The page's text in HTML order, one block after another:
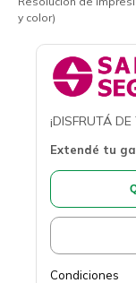
y color)
¡DISFRUTÁ
Extendé tu
Condiciones